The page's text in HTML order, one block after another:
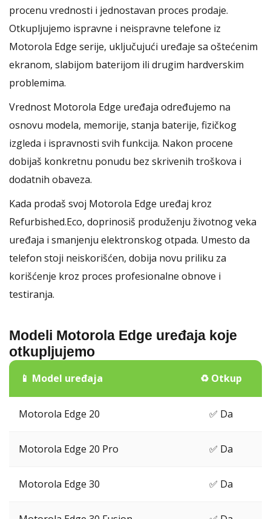
procenu vrednosti i jednostavan proces prodaje.
Otkupljujemo ispravne i neispravne telefone iz
Motorola Edge serije, uključujući uređaje sa oštećenim
ekranom, slabijom baterijom ili drugim hardverskim
problemima.
Vrednost Motorola Edge uređaja određujemo na
osnovu modela, memorije, stanja baterije, fizičkog
izgleda i ispravnosti svih funkcija. Nakon procene
dobijaš konkretnu ponudu bez skrivenih troškova i
dodatnih obaveza.
Kada prodaš svoj Motorola Edge uređaj kroz
Refurbished.Eco, doprinosiš produženju životnog veka
uređaja i smanjenju elektronskog otpada. Umesto da
telefon stoji neiskorišćen, dobija novu priliku za
korišćenje kroz proces profesionalne obnove i
testiranja.
Modeli Motorola Edge uređaja koje
otkupljujemo
📱 Model uređaja ♻️ Otkup
Motorola Edge 20 ✅ Da
Motorola Edge 20 Pro ✅ Da
Motorola Edge 30 ✅ Da